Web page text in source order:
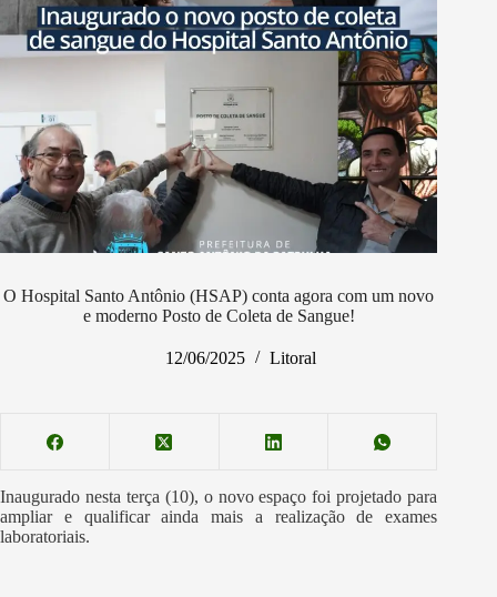
O Hospital Santo Antônio (HSAP) conta agora com um novo
e moderno Posto de Coleta de Sangue!
12/06/2025 Litoral
Inaugurado nesta terça (10), o novo espaço foi projetado para
ampliar e qualificar ainda mais a realização de exames
laboratoriais.